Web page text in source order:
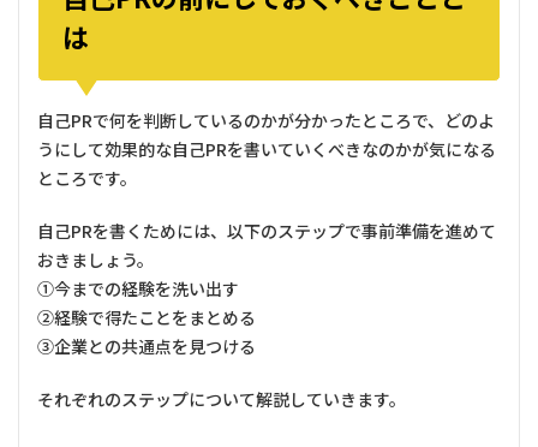
は
自己PRで何を判断しているのかが分かったところで、どのよ
うにして効果的な自己PRを書いていくべきなのかが気になる
ところです。
自己PRを書くためには、以下のステップで事前準備を進めて
おきましょう。
①今までの経験を洗い出す
②経験で得たことをまとめる
③企業との共通点を見つける
それぞれのステップについて解説していきます。